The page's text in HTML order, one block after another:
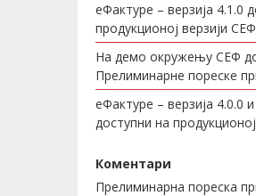
еФактуре – верзија 4.1.0
продукционој верзији СЕФ
На демо окружењу СЕФ
Прелиминарне пореске
еФактуре – верзија 4.0.0
доступни на
Коментари
Прелиминарна пореска